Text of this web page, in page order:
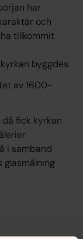
har
och
tillkommit
byggdes.
av 1600-
fick kyrkan
i samband
glasmålning